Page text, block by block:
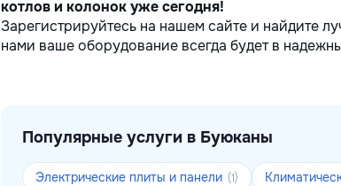
котлов и колонок уже сегодня!
Зарегистрируйтесь на нашем сайте и найдите
нами ваше оборудование всегда будет в
Популярные услуги в Буюканы
Электрические плиты и панели (1)